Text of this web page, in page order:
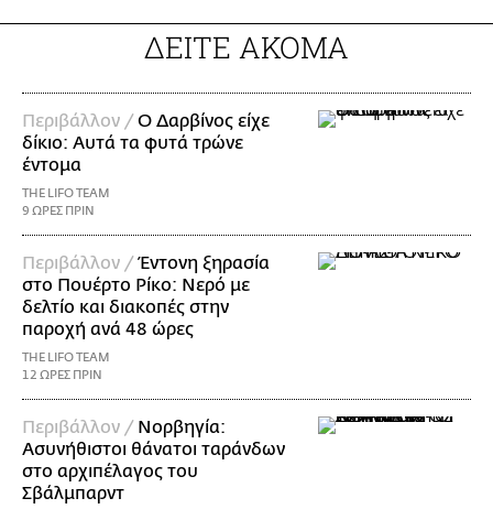
ΔΕΙΤΕ ΑΚΟΜΑ
Περιβάλλον /Ο Δαρβίνος είχε
δίκιο: Αυτά τα φυτά τρώνε
έντομα
THE LIFO TEAM
9 ΩΡΕΣ ΠΡΙΝ
Περιβάλλον /Έντονη ξηρασία
στο Πουέρτο Ρίκο: Νερό με
δελτίο και διακοπές στην
παροχή ανά 48 ώρες
THE LIFO TEAM
12 ΩΡΕΣ ΠΡΙΝ
Περιβάλλον / Νορβηγία:
Ασυνήθιστοι θάνατοι ταράνδων
στο αρχιπέλαγος του
Σβάλμπαρντ